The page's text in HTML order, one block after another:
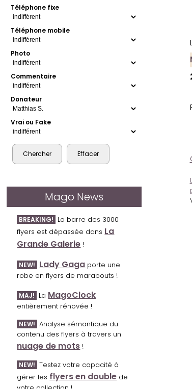
Téléphone fixe
Téléphone mobile
Photo
Commentaire
Donateur
Vrai ou Fake
Mago News
BREAKING! La barre des 3000
flyers est dépassée dans La
Grande Galerie !
NEW! Lady Gaga porte une
robe en flyers de marabouts !
MAJ! La MagoClock
entièrement rénovée !
NEW! Analyse sémantique du
contenu des flyers à travers un
nuage de mots !
NEW! Testez votre capacité à
gérer les flyers en double de